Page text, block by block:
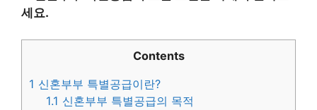
세요.
Contents
1 신혼부부 특별공급이란?
1.1 신혼부부 특별공급의 목적